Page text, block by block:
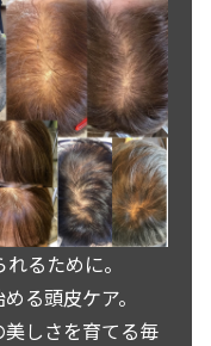
るために。
る頭皮ケア。
しさを育てる毎